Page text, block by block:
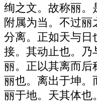
绚之文。故称丽。
附属为当。不过丽
分离。正如天与日
接。其动止也。乃
丽。正以其离而后
丽也。离出于坤。
丽于地。天其体也